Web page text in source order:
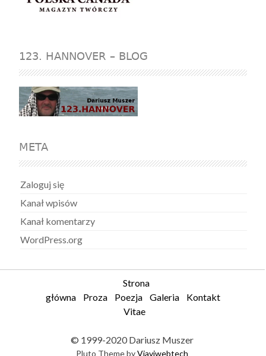
123. HANNOVER – BLOG
META
Zaloguj się
Kanał wpisów
Kanał komentarzy
WordPress.org
Strona
główna
Proza Poezja Galeria
Kontakt
Vitae
© 1999-2020 Dariusz Muszer
Pluto Theme byViaviwebtech